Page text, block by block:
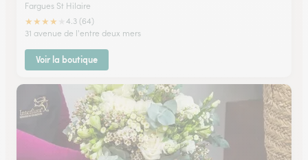
Fargues St Hilaire
★★★★
4.3 (64)
31 avenue de l'entre deux mers
Voir la boutique